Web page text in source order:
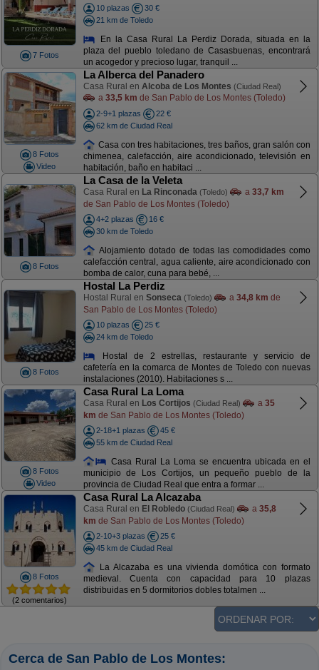
7 Fotos
10 plazas
30 €
21 km de Toledo
En la Casa Rural La Perdiz Dorada, situada en la
plaza del pueblo toledano de Casasbuenas, encontrará
un acogedor y precioso lugar, tranquil ...
8 Fotos
Video
La Alberca del Panadero
Casa Rural en Alcoba de Los Montes (Ciudad Real)
a 33,5 km de San Pablo de Los Montes (Toledo)
2-9+1 plazas
22 €
62 km de Ciudad Real
Casa con tres habitaciones, tres baños, gran salón con
chimenea, calefacción, aire acondicionado, televisión en
habitación, baño en habitaci ...
8 Fotos
La Casa de la Veleta
Casa Rural en La Rinconada (Toledo) a 33,7 km
de San Pablo de Los Montes (Toledo)
4+2 plazas
16 €
30 km de Toledo
Alojamiento dotado de todas las comodidades como
calefacción central, agua caliente, aire acondicionado con
bomba de calor, cuna para bebé, ...
8 Fotos
Hostal La Perdiz
Hostal Rural en Sonseca (Toledo) a 34,8 km de
San Pablo de Los Montes (Toledo)
10 plazas
25 €
24 km de Toledo
Hostal de 2 estrellas, restaurante y servicio de
cafetería en la comarca de Montes de Toledo con nuevas
instalaciones (2010). Habitaciones s ...
8 Fotos
Video
Casa Rural La Loma
Casa Rural en Los Cortijos (Ciudad Real) a 35
km de San Pablo de Los Montes (Toledo)
2-18+1 plazas
45 €
55 km de Ciudad Real
Casa Rural La Loma se encuentra ubicada en el
municipio de Los Cortijos, un pequeño pueblo de la
provincia de Ciudad Real que entra a formar ...
8 Fotos
(2 comentarios)
Casa Rural La Alcazaba
Casa Rural en El Robledo (Ciudad Real) a 35,8
km de San Pablo de Los Montes (Toledo)
2-10+3 plazas
25 €
45 km de Ciudad Real
La Alcazaba es una vivienda domótica con formato
medieval. Cuenta con capacidad para 10 plazas
distribuidas en 5 dormitorios dobles totalmen ...
Cerca de San Pablo de Los Montes: